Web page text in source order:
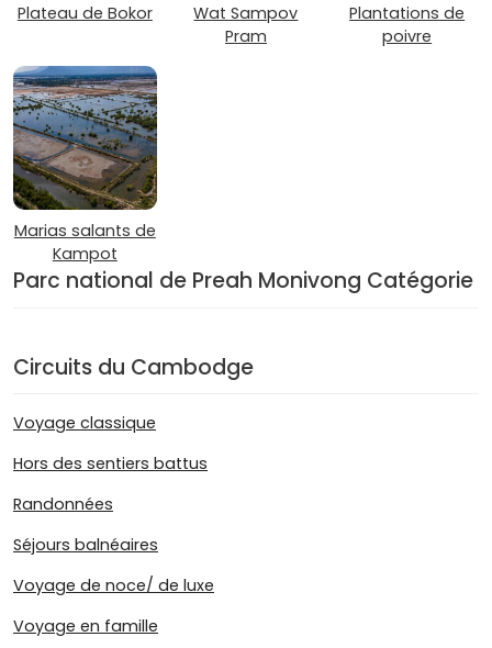
Plateau de Bokor
Wat Sampov
Pram
Plantations de
poivre
Marias salants de
Kampot
Parc national de Preah Monivong Catégorie
Circuits du Cambodge
Voyage classique
Hors des sentiers battus
Randonnées
Séjours balnéaires
Voyage de noce/ de luxe
Voyage en famille